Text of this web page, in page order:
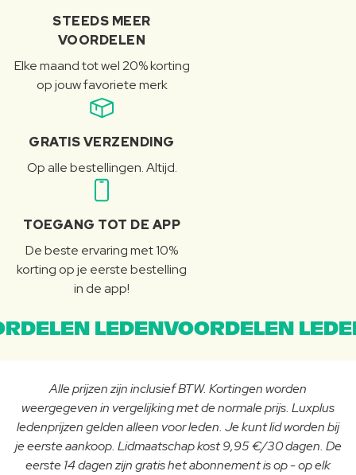
STEEDS MEER
VOORDELEN
Elke maand tot wel 20% korting
op jouw favoriete merk
GRATIS VERZENDING
Op alle bestellingen. Altijd.
TOEGANG TOT DE APP
De beste ervaring met 10%
korting op je eerste bestelling
in de app!
LEDENVOORDELEN
Alle prijzen zijn inclusief BTW. Kortingen worden
weergegeven in vergelijking met de normale prijs. Luxplus
ledenprijzen gelden alleen voor leden. Je kunt lid worden bij
je eerste aankoop. Lidmaatschap kost 9,95 €/30 dagen. De
eerste 14 dagen zijn gratis het abonnement is op - op elk